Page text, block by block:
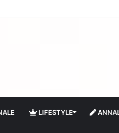
ripresa solo a settembre
LIFESTYLE